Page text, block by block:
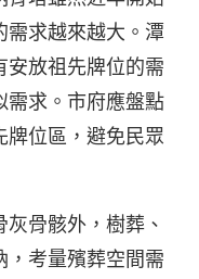
求越來越大。潭
放祖先牌位的需
需求。市府應盤點
牌位區，避免民眾
骨骸外，樹葬、
，考量殯葬空間需